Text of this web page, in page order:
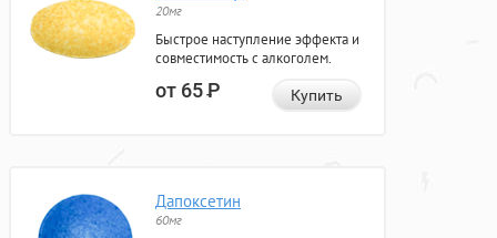
20мг
Быстрое наступление эффекта и
совместимость с алкоголем.
от 65Р Купить
Дапоксетин
60мг